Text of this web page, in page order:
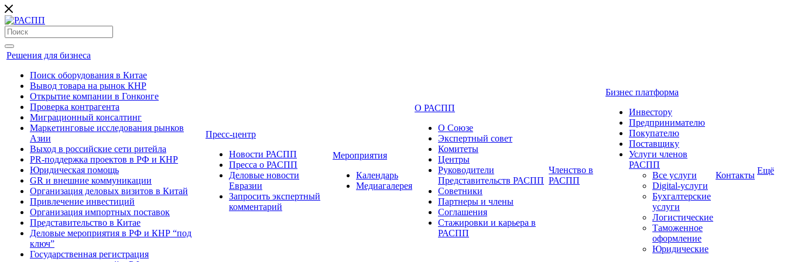
Решения для бизнеса
Поиск оборудования в Китае
Вывод товара на рынок КНР
Открытие компании в Гонконге
Проверка контрагента
Миграционный консалтинг
Маркетинговые исследования рынков
Азии
Выход в российские сети ритейла
PR-поддержка проектов в РФ и КНР
Юридическая помощь
GR и внешние коммуникации
Организация деловых визитов в Китай
Привлечение инвестиций
Организация импортных поставок
Представительство в Китае
Деловые мероприятия в РФ и КНР “под
ключ”
Государственная регистрация
Пресс-центр
Новости РАСПП
Пресса о РАСПП
Деловые новости
Евразии
Запросить экспертный
комментарий
Мероприятия
Календарь
Медиагалерея
О РАСПП
О Союзе
Экспертный совет
Комитеты
Центры
Руководители
Представительств РАСПП
Советники
Партнеры и члены
Соглашения
Стажировки и карьера в
РАСПП
Членство в
РАСПП
Бизнес платформа
Инвестору
Предпринимателю
Покупателю
Поставщику
Услуги членов
РАСПП
Все услуги
Digital-услуги
Бухгалтерские
услуги
Логистические
Таможенное
оформление
Юридические
Контакты Ещё